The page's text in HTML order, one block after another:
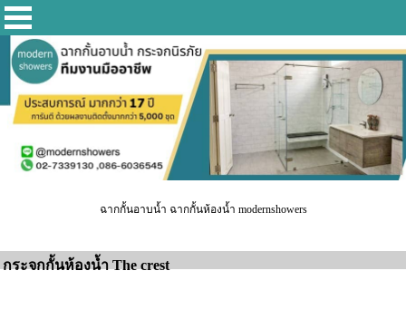
ฉากกั้นอาบน้ำ ฉากกั้นห้องน้ำ modernshowers
กระจกกั้นห้องน้ำ The crest